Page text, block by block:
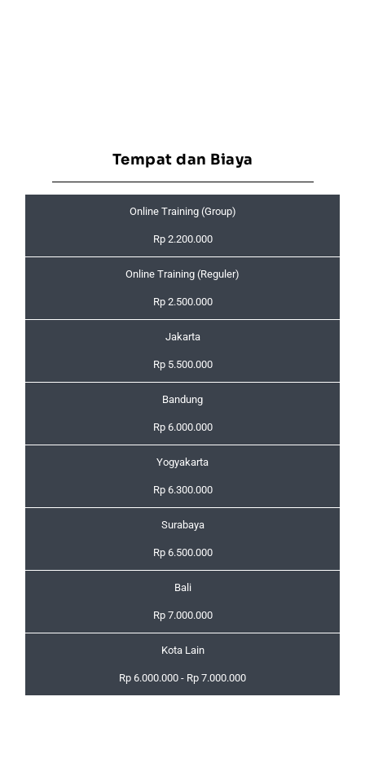
Tempat dan Biaya
Online Training (Group)
Rp 2.200.000
Online Training (Reguler)
Rp 2.500.000
Jakarta
Rp 5.500.000
Bandung
Rp 6.000.000
Yogyakarta
Rp 6.300.000
Surabaya
Rp 6.500.000
Bali
Rp 7.000.000
Kota Lain
Rp 6.000.000 - Rp 7.000.000